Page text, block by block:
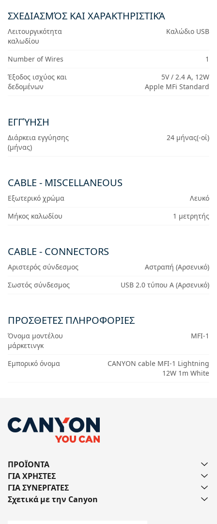
ΣΧΕΔΙΑΣΜΌΣ ΚΑΙ ΧΑΡΑΚΤΗΡΙΣΤΙΚΆ
Λειτουργικότητα
καλωδίου
Καλώδιο USB
Number of Wires
1
Έξοδος ισχύος και
δεδομένων
5V / 2.4 A, 12W
Apple MFi Standard
ΕΓΓΎΗΣΗ
Διάρκεια εγγύησης
(μήνας)
24 μήνας(-οί)
CABLE - MISCELLANEOUS
Εξωτερικό χρώμα
Λευκό
Μήκος καλωδίου
1 μετρητής
CABLE - CONNECTORS
Αριστερός σύνδεσμος
Αστραπή (Αρσενικό)
Σωστός σύνδεσμος
USB 2.0 τύπου A (Αρσενικό)
ΠΡΟΣΘΕΤΕΣ ΠΛΗΡΟΦΟΡΙΕΣ
Όνομα μοντέλου
μάρκετινγκ
MFI-1
Εμπορικό όνομα
CANYON cable MFI-1 Lightning
12W 1m White
ΠΡΟΪΟΝΤΑ
ΓΙΑ ΧΡΗΣΤΕΣ
ΓΙΑ ΣΥΝΕΡΓΑΤΕΣ
Σχετικά με την Canyon